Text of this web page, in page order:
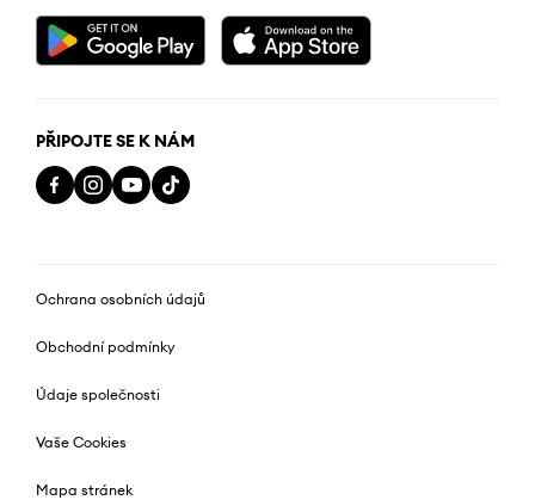
PŘIPOJTE SE K NÁM
Ochrana osobních údajů
Obchodní podmínky
Údaje společnosti
Vaše Cookies
Mapa stránek